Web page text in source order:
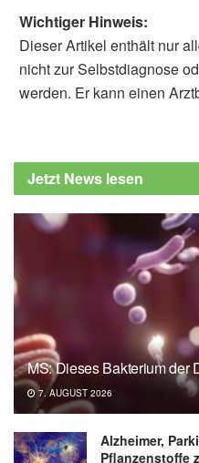
Mikru Tesfa
Biresaw
benefits, food
treatment, and
CyTA -
08.10.2024),,
Shrouk
Aboulghar,
Soliman,
Marwa Ahmed
children with
Wichtiger Hinweis:
Dieser Artikel enthält nur
nicht zur Selbstdiagnose
werden. Er kann einen
Jetzt News lesen
MS: Dieses Bakterium der
7. AUGUST 2026
Alzheimer,
Pflanzenstoffe